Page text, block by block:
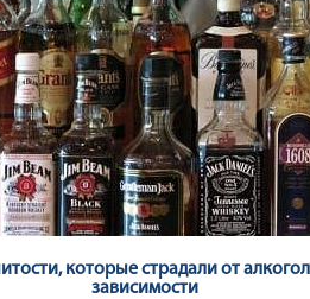
которые страдали от
зависимости